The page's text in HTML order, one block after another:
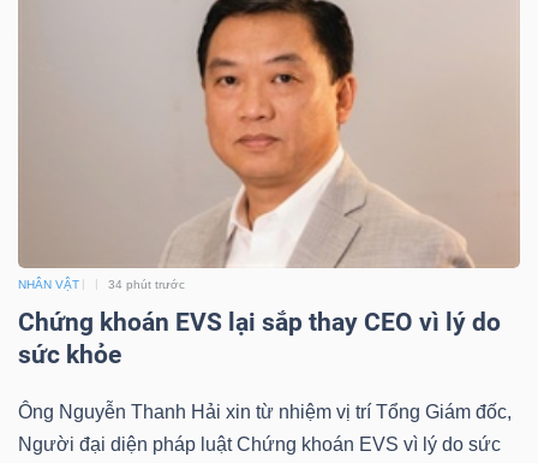
NHÂN VẬT 34 phút trước
Chứng khoán EVS lại sắp thay CEO vì lý do
sức khỏe
Ông Nguyễn Thanh Hải xin từ nhiệm vị trí Tổng Giám đốc,
Người đại diện pháp luật Chứng khoán EVS vì lý do sức